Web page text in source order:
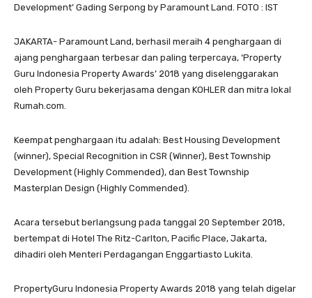
Development’ Gading Serpong by Paramount Land. FOTO : IST
JAKARTA- Paramount Land, berhasil meraih 4 penghargaan di
ajang penghargaan terbesar dan paling terpercaya, ‘Property
Guru Indonesia Property Awards’ 2018 yang diselenggarakan
oleh Property Guru bekerjasama dengan KOHLER dan mitra lokal
Rumah.com.
Keempat penghargaan itu adalah: Best Housing Development
(winner), Special Recognition in CSR (Winner), Best Township
Development (Highly Commended), dan Best Township
Masterplan Design (Highly Commended).
Acara tersebut berlangsung pada tanggal 20 September 2018,
bertempat di Hotel The Ritz-Carlton, Pacific Place, Jakarta,
dihadiri oleh Menteri Perdagangan Enggartiasto Lukita.
PropertyGuru Indonesia Property Awards 2018 yang telah digelar